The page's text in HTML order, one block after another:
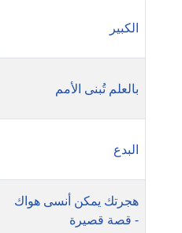
معلق
عاملة
الكبير
بالعلم تُبنى الأمم
البدع
هجرتك يمكن أنسى هواك
- قصة قصيرة